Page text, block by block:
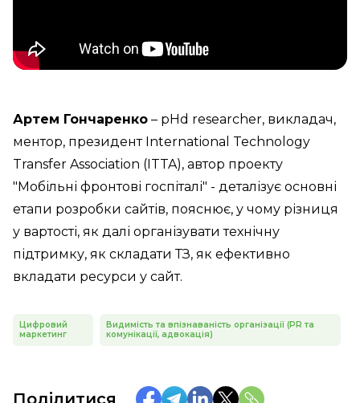
Артем Гончаренко – pHd researcher, викладач,
ментор, президент International Technology
Transfer Association (ITTA), автор проекту
"Мобільні фронтові госпіталі" - деталізує основні
етапи розробки сайтів, пояснює, у чому різниця
у вартості, як далі організувати технічну
підтримку, як складати ТЗ, як ефективно
вкладати ресурси у сайт.
Цифровий
маркетинг
Видимість та впізнаваність організації (PR та
комунікації, адвокація)
Поділитися